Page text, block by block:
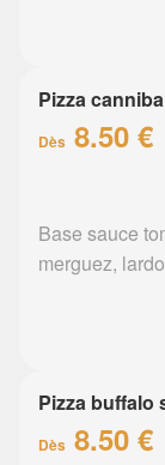
Pizza
Dès 8.50 €
Base sauce
merguez,
Pizza buffalo
Dès 8.50 €